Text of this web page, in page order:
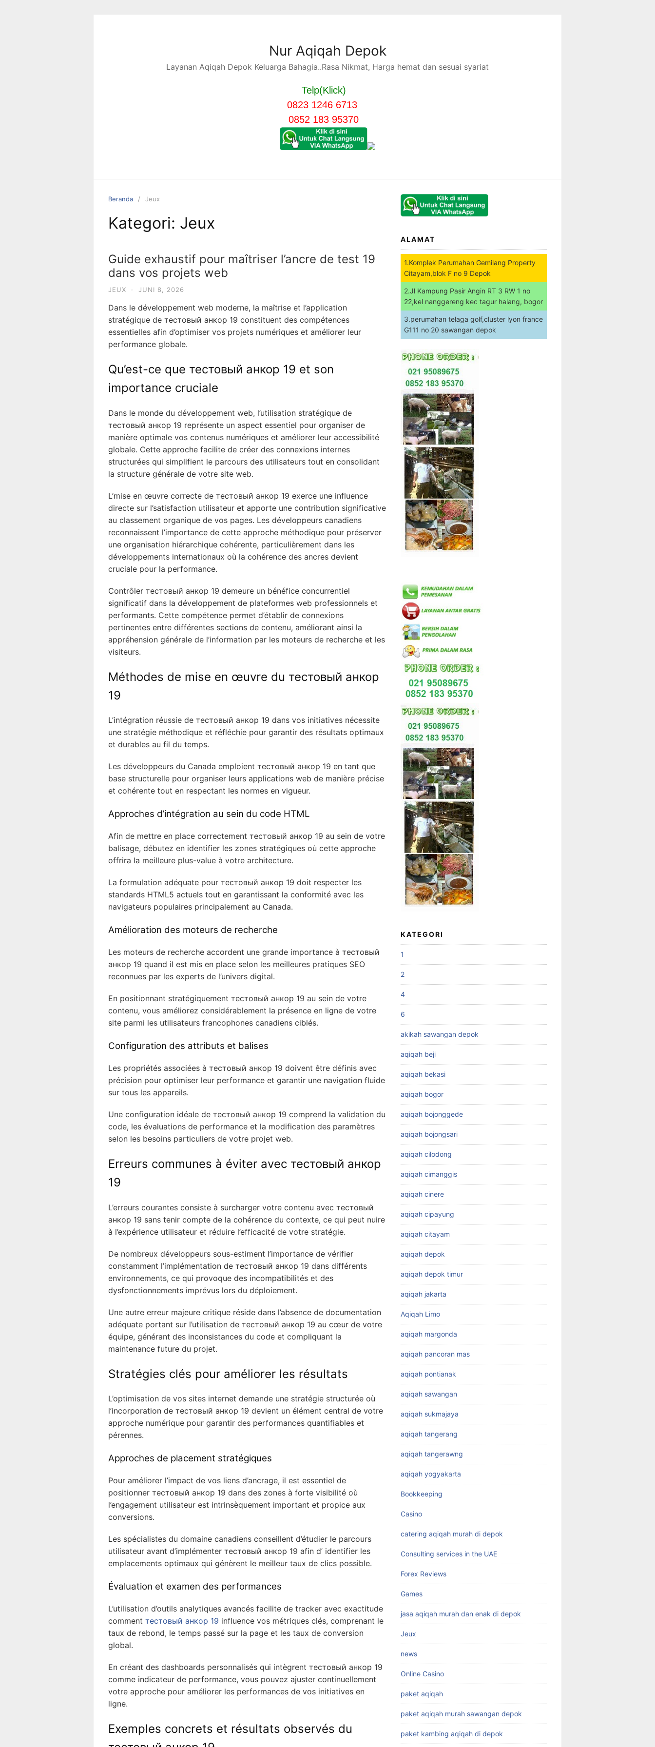
Nur Aqiqah Depok
Layanan Aqiqah Depok Keluarga Bahagia..Rasa Nikmat, Harga hemat dan sesuai syariat
Telp(Klick)
0823 1246 6713
0852 183 95370
Beranda Jeux
Kategori: Jeux
Guide exhaustif pour maîtriser l’ancre de test 19
dans vos projets web
JEUX · JUNI 8, 2026
Dans le développement web moderne, la maîtrise et l’application
stratégique de тестовый анкор 19 constituent des compétences
essentielles afin d’optimiser vos projets numériques et améliorer leur
performance globale.
Qu’est-ce que тестовый анкор 19 et son
importance cruciale
Dans le monde du développement web, l’utilisation stratégique de
тестовый анкор 19 représente un aspect essentiel pour organiser de
manière optimale vos contenus numériques et améliorer leur accessibilité
globale. Cette approche facilite de créer des connexions internes
structurées qui simplifient le parcours des utilisateurs tout en consolidant
la structure générale de votre site web.
L’mise en œuvre correcte de тестовый анкор 19 exerce une influence
directe sur l’satisfaction utilisateur et apporte une contribution significative
au classement organique de vos pages. Les développeurs canadiens
reconnaissent l’importance de cette approche méthodique pour préserver
une organisation hiérarchique cohérente, particulièrement dans les
développements internationaux où la cohérence des ancres devient
cruciale pour la performance.
Contrôler тестовый анкор 19 demeure un bénéfice concurrentiel
significatif dans la développement de plateformes web professionnels et
performants. Cette compétence permet d’établir de connexions
pertinentes entre différentes sections de contenu, améliorant ainsi la
appréhension générale de l’information par les moteurs de recherche et les
visiteurs.
Méthodes de mise en œuvre du тестовый анкор
19
L’intégration réussie de тестовый анкор 19 dans vos initiatives nécessite
une stratégie méthodique et réfléchie pour garantir des résultats optimaux
et durables au fil du temps.
Les développeurs du Canada emploient тестовый анкор 19 en tant que
base structurelle pour organiser leurs applications web de manière précise
et cohérente tout en respectant les normes en vigueur.
Approches d’intégration au sein du code HTML
Afin de mettre en place correctement тестовый анкор 19 au sein de votre
balisage, débutez en identifier les zones stratégiques où cette approche
offrira la meilleure plus-value à votre architecture.
La formulation adéquate pour тестовый анкор 19 doit respecter les
standards HTML5 actuels tout en garantissant la conformité avec les
navigateurs populaires principalement au Canada.
Amélioration des moteurs de recherche
Les moteurs de recherche accordent une grande importance à тестовый
анкор 19 quand il est mis en place selon les meilleures pratiques SEO
reconnues par les experts de l’univers digital.
En positionnant stratégiquement тестовый анкор 19 au sein de votre
contenu, vous améliorez considérablement la présence en ligne de votre
site parmi les utilisateurs francophones canadiens ciblés.
Configuration des attributs et balises
Les propriétés associées à тестовый анкор 19 doivent être définis avec
précision pour optimiser leur performance et garantir une navigation fluide
sur tous les appareils.
Une configuration idéale de тестовый анкор 19 comprend la validation du
code, les évaluations de performance et la modification des paramètres
selon les besoins particuliers de votre projet web.
Erreurs communes à éviter avec тестовый анкор
19
L’erreurs courantes consiste à surcharger votre contenu avec тестовый
анкор 19 sans tenir compte de la cohérence du contexte, ce qui peut nuire
à l’expérience utilisateur et réduire l’efficacité de votre stratégie.
De nombreux développeurs sous-estiment l’importance de vérifier
constamment l’implémentation de тестовый анкор 19 dans différents
environnements, ce qui provoque des incompatibilités et des
dysfonctionnements imprévus lors du déploiement.
Une autre erreur majeure critique réside dans l’absence de documentation
adéquate portant sur l’utilisation de тестовый анкор 19 au cœur de votre
équipe, générant des inconsistances du code et compliquant la
maintenance future du projet.
Stratégies clés pour améliorer les résultats
L’optimisation de vos sites internet demande une stratégie structurée où
l’incorporation de тестовый анкор 19 devient un élément central de votre
approche numérique pour garantir des performances quantifiables et
pérennes.
Approches de placement stratégiques
Pour améliorer l’impact de vos liens d’ancrage, il est essentiel de
positionner тестовый анкор 19 dans des zones à forte visibilité où
l’engagement utilisateur est intrinsèquement important et propice aux
conversions.
Les spécialistes du domaine canadiens conseillent d’étudier le parcours
utilisateur avant d’implémenter тестовый анкор 19 afin d’ identifier les
emplacements optimaux qui génèrent le meilleur taux de clics possible.
Évaluation et examen des performances
L’utilisation d’outils analytiques avancés facilite de tracker avec exactitude
comment тестовый анкор 19 influence vos métriques clés, comprenant le
taux de rebond, le temps passé sur la page et les taux de conversion
global.
En créant des dashboards personnalisés qui intègrent тестовый анкор 19
comme indicateur de performance, vous pouvez ajuster continuellement
votre approche pour améliorer les performances de vos initiatives en
ligne.
Exemples concrets et résultats observés du
ALAMAT
1.Komplek Perumahan Gemilang Property
Citayam,blok F no 9 Depok
2.Jl Kampung Pasir Angin RT 3 RW 1 no
22,kel nanggereng kec tagur halang, bogor
3.perumahan telaga golf,cluster lyon france
G111 no 20 sawangan depok
KATEGORI
1
2
4
6
akikah sawangan depok
aqiqah beji
aqiqah bekasi
aqiqah bogor
aqiqah bojonggede
aqiqah bojongsari
aqiqah cilodong
aqiqah cimanggis
aqiqah cinere
aqiqah cipayung
aqiqah citayam
aqiqah depok
aqiqah depok timur
aqiqah jakarta
Aqiqah Limo
aqiqah margonda
aqiqah pancoran mas
aqiqah pontianak
aqiqah sawangan
aqiqah sukmajaya
aqiqah tangerang
aqiqah tangerawng
aqiqah yogyakarta
Bookkeeping
Casino
catering aqiqah murah di depok
Consulting services in the UAE
Forex Reviews
Games
jasa aqiqah murah dan enak di depok
Jeux
news
Online Casino
paket aqiqah
paket aqiqah murah sawangan depok
paket kambing aqiqah di depok